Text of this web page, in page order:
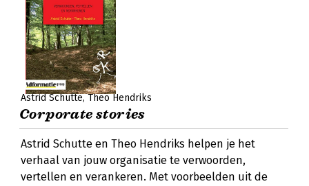
Astrid Schutte Theo Hendriks
Corporate stories
Astrid Schutte en Theo Hendriks helpen je het
verhaal van jouw organisatie te verwoorden,
vertellen en verankeren. Met voorbeelden uit de